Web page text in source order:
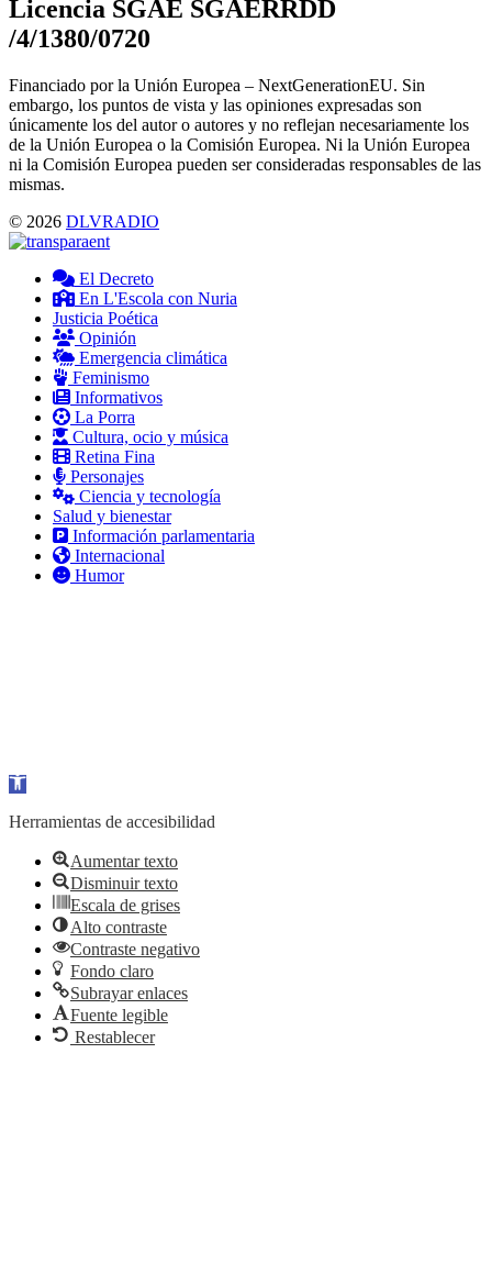
Licencia SGAE SGAERRDD
/4/1380/0720
Financiado por la Unión Europea – NextGenerationEU. Sin
embargo, los puntos de vista y las opiniones expresadas son
únicamente los del autor o autores y no reflejan necesariamente los
de la Unión Europea o la Comisión Europea. Ni la Unión Europea
ni la Comisión Europea pueden ser consideradas responsables de las
mismas.
© 2026 DLVRADIO
El Decreto
En L'Escola con Nuria
Justicia Poética
Opinión
Emergencia climática
Feminismo
Informativos
La Porra
Cultura, ocio y música
Retina Fina
Personajes
Ciencia y tecnología
Salud y bienestar
Información parlamentaria
Internacional
Humor
Abrir barra de herramientas
Herramientas de accesibilidad
Aumentar texto
Disminuir texto
Escala de grises
Alto contraste
Contraste negativo
Fondo claro
Subrayar enlaces
Fuente legible
Restablecer